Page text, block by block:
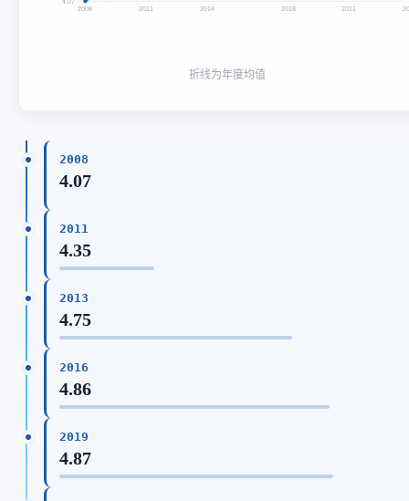
2008 2011 2014 2018 2021
折线为年度均值
2008
4.07
2011
4.35
2013
4.75
2016
4.86
2019
4.87